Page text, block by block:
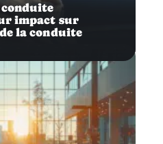
conduite
impact sur
la conduite